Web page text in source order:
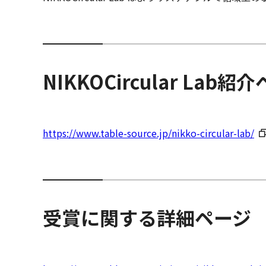
NIKKOCircular Lab紹介
https://www.table-source.jp/nikko-circular-lab/
受賞に関する詳細ページ